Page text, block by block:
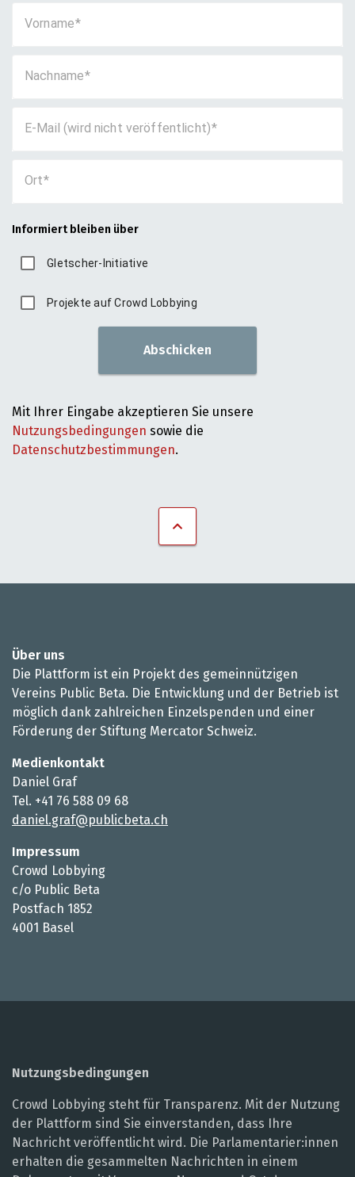
Vorname
Nachname
E-Mail (wird nicht veröffentlicht)
Ort
Informiert bleiben über
Gletscher-Initiative
Projekte auf Crowd Lobbying
Abschicken
Mit Ihrer Eingabe akzeptieren Sie unsere
Nutzungsbedingungen sowie die
Datenschutzbestimmungen.
Über uns
Die Plattform ist ein Projekt des gemeinnützigen
Vereins Public Beta. Die Entwicklung und der Betrieb ist
möglich dank zahlreichen Einzelspenden und einer
Förderung der Stiftung Mercator Schweiz.
Medienkontakt
Daniel Graf
Tel. +41 76 588 09 68
daniel.graf@publicbeta.ch
Impressum
Crowd Lobbying
c/o Public Beta
Postfach 1852
4001 Basel
Nutzungsbedingungen
Crowd Lobbying steht für Transparenz. Mit der Nutzung
der Plattform sind Sie einverstanden, dass Ihre
Nachricht veröffentlicht wird. Die Parlamentarier:innen
erhalten die gesammelten Nachrichten in einem